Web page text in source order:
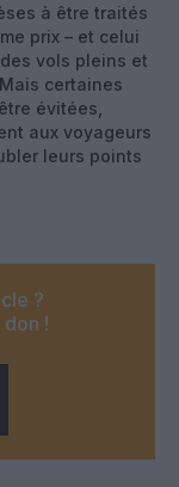
à être traités
prix – et celui
vols pleins et
certaines
évitées,
aux voyageurs
leurs points
?
!